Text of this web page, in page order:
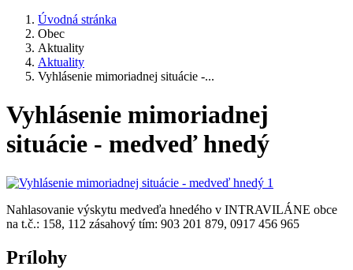
Úvodná stránka
Obec
Aktuality
Aktuality
Vyhlásenie mimoriadnej situácie -...
Vyhlásenie mimoriadnej
situácie - medveď hnedý
Nahlasovanie výskytu medveďa hnedého v INTRAVILÁNE obce
na t.č.: 158, 112 zásahový tím: 903 201 879, 0917 456 965
Prílohy